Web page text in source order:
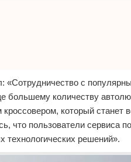
«Сотрудничество с
большему количеству
который станет
что пользователи сервиса
технологических решений».